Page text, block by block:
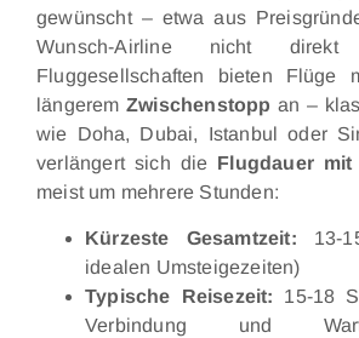
gewünscht – etwa aus
Wunsch-Airline nicht
Fluggesellschaften bieten Flüge
längeremZwischenstopp an –
wie Doha, Dubai, Istanbul oder
verlängert sich die Flugdauer
meist um mehrere Stunden:
Kürzeste Gesamtzeit: 13-
idealen Umsteigezeiten)
Typische Reisezeit: 15-18
Verbindung und